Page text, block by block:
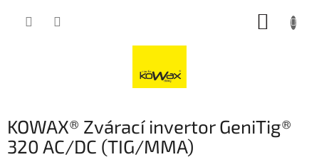
KOWAX® Zvárací invertor GeniTig®
320 AC/DC (TIG/MMA)